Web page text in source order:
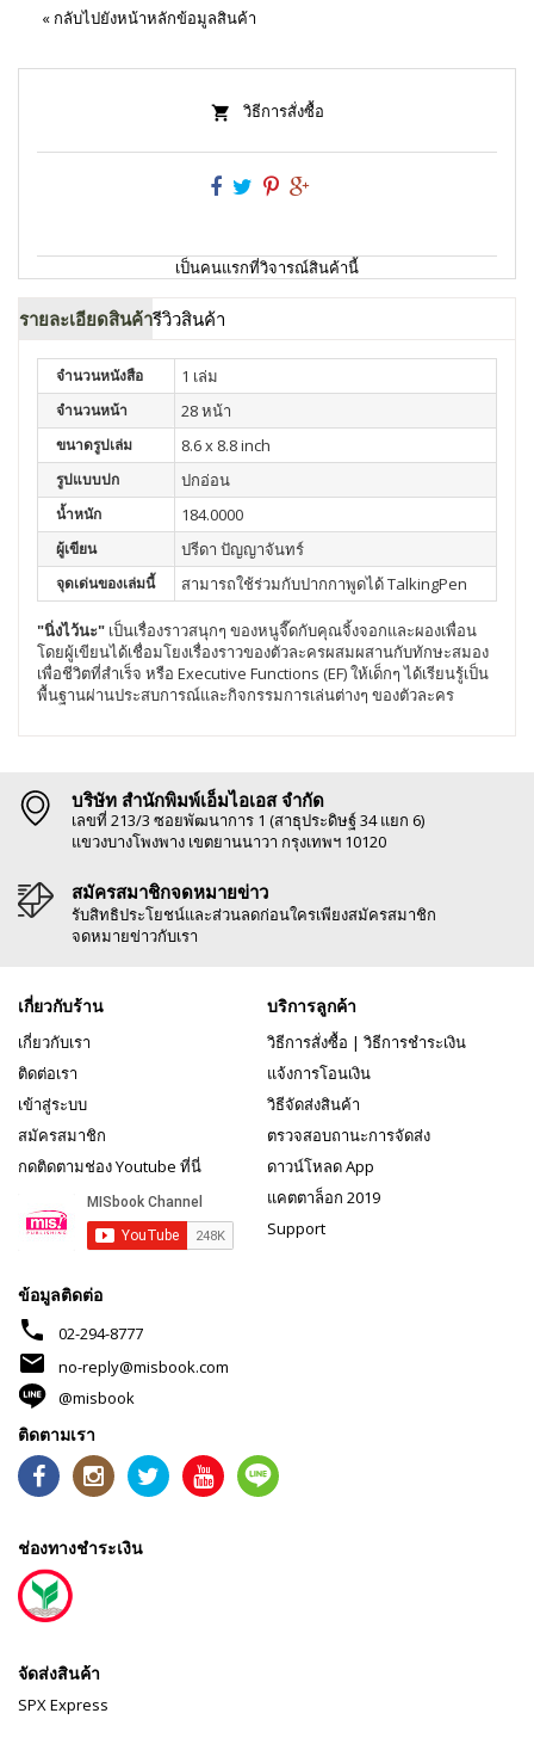
« กลับไปยังหน้าหลักข้อมูลสินค้า
วิธีการสั่งซื้อ
เป็นคนแรกที่วิจารณ์สินค้านี้
รายละเอียดสินค้ารีวิวสินค้า
จำนวนหนังสือ 1 เล่ม
จำนวนหน้า 28 หน้า
ขนาดรูปเล่ม 8.6 x 8.8 inch
รูปแบบปก ปกอ่อน
น้ำหนัก 184.0000
ผู้เขียน ปรีดา ปัญญาจันทร์
จุดเด่นของเล่มนี้ สามารถใช้ร่วมกับปากกาพูดได้ TalkingPen
"นิ่งไว้นะ" เป็นเรื่องราวสนุกๆ ของหนูจี๊ดกับคุณจิ้งจอกและผองเพื่อน
โดยผู้เขียนได้เชื่อมโยงเรื่องราวของตัวละครผสมผสานกับทักษะสมอง
เพื่อชีวิตที่สำเร็จ หรือ Executive Functions (EF) ให้เด็กๆ ได้เรียนรู้เป็น
พื้นฐานผ่านประสบการณ์และกิจกรรมการเล่นต่างๆ ของตัวละคร
บริษัท สำนักพิมพ์เอ็มไอเอส จำกัด
เลขที่ 213/3 ซอยพัฒนาการ 1 (สาธุประดิษฐ์ 34 แยก 6)
แขวงบางโพงพาง เขตยานนาวา กรุงเทพฯ 10120
สมัครสมาชิกจดหมายข่าว
รับสิทธิประโยชน์และส่วนลดก่อนใครเพียงสมัครสมาชิก
จดหมายข่าวกับเรา
เกี่ยวกับร้าน
เกี่ยวกับเรา
ติดต่อเรา
เข้าสู่ระบบ
สมัครสมาชิก
กดติดตามช่อง Youtube ที่นี่
บริการลูกค้า
วิธีการสั่งซื้อ | วิธีการชำระเงิน
แจ้งการโอนเงิน
วิธีจัดส่งสินค้า
ตรวจสอบถานะการจัดส่ง
ดาวน์โหลด App
แคตตาล็อก 2019
Support
ข้อมูลติดต่อ
phone 02-294-8777
mail
no-reply@misbook.com
@misbook
ติดตามเรา
ช่องทางชำระเงิน
จัดส่งสินค้า
SPX Express